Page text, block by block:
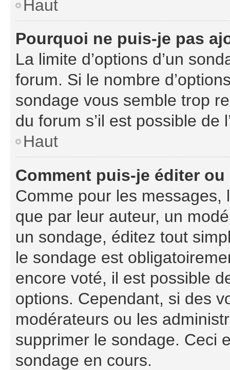
Haut
Pourquoi ne puis-je pas
La limite d’options d’un
forum. Si le nombre
sondage vous semble trop
du forum s’il est possible de
Haut
Comment puis-je éditer
Comme pour les
que par leur auteur, un
un sondage, éditez tout
le sondage est
encore voté, il est possible
options. Cependant, si des
modérateurs ou les
supprimer le sondage. Ceci
sondage en cours.